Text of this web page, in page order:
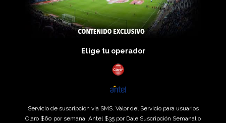
Elige tu operador
Servicio de suscripción via SMS. Valor del Servicio para usuarios
Claro $60 por semana. Antel $35 por Dale Suscripción Semanal o